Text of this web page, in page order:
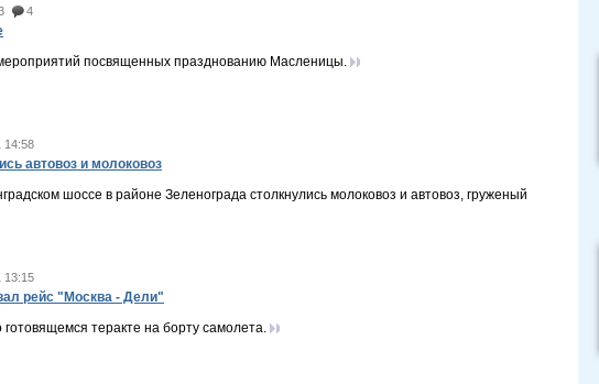
4
посвященных празднованию Масленицы.
14:58
автовоз и молоковоз
шоссе в районе Зеленограда столкнулись молоковоз и автовоз, груженый
13:15
рейс "Москва - Дели"
теракте на борту самолета.